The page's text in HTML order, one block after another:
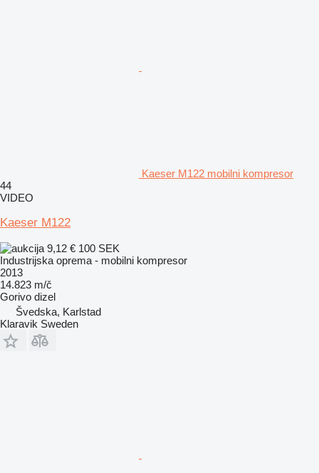
Kaeser M122 mobilni kompresor
44
VIDEO
Kaeser M122
9,12 € 100 SEK
Industrijska oprema - mobilni kompresor
2013
14.823 m/č
Gorivo dizel
Švedska, Karlstad
Klaravik Sweden